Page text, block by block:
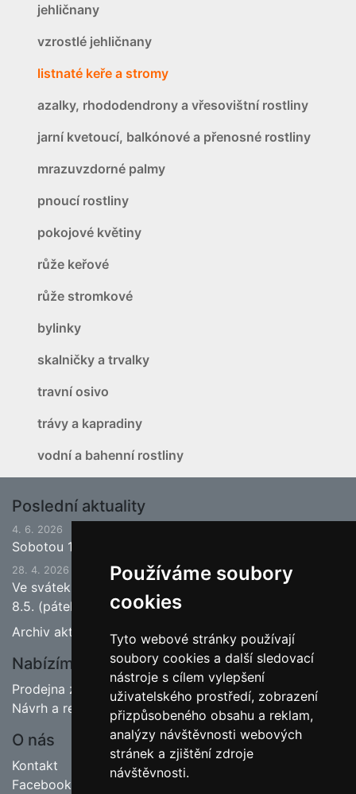
Používáme soubory
cookies
Tyto webové stránky používají
soubory cookies a další sledovací
nástroje s cílem vylepšení
uživatelského prostředí, zobrazení
přizpůsobeného obsahu a reklam,
analýzy návštěvnosti webových
stránek a zjištění zdroje
návštěvnosti.
jehličnany
vzrostlé jehličnany
listnaté keře a stromy
azalky, rhododendrony a vřesovištní rostliny
jarní kvetoucí, balkónové a přenosné rostliny
mrazuvzdorné palmy
pnoucí rostliny
pokojové květiny
růže keřové
růže stromkové
bylinky
skalničky a trvalky
travní osivo
trávy a kapradiny
vodní a bahenní rostliny
Poslední aktuality
4. 6. 2026
Sobotou 13.6.2026 bude ukončena jarní sezona.
28. 4. 2026
Ve svátek 1.5. (pátek) bude naše prodejna zavřena a
8.5. (pátek) bude otevřeno.
Archiv aktualit
Nabízíme
Prodejna zahradnictví
Návrh a realizace zahrad
O nás
Kontakt
Facebook